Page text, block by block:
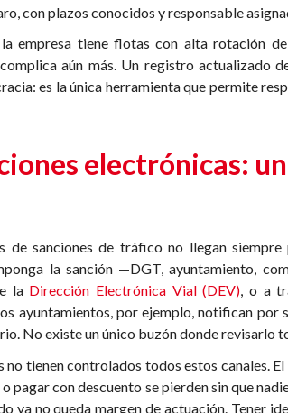
con plazos conocidos y responsable
la empresa tiene flotas con alta rotación
aún más. Un registro actualizado
es la única herramienta que permite
electrónicas:
de sanciones de tráfico no llegan
la sanción —DGT, ayuntamiento,
la Dirección Electrónica Vial (DEV), o a
ayuntamientos, por ejemplo, notifican por
No existe un único buzón donde revisarlo
no tienen controlados todos estos canales.
pagar con descuento se pierden sin que
ya no queda margen de actuación. Tener